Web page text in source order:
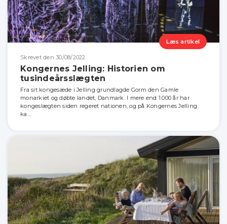
Læs artikel
Skrevet den 30/08/2022
Kongernes Jelling: Historien om
tusindeårsslægten
Fra sit kongesæde i Jelling grundlagde Gorm den Gamle
monarkiet og døbte landet, Danmark. I mere end 1.000 år har
kongeslægten siden regeret nationen, og på Kongernes Jelling
ka...